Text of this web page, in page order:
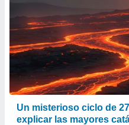
Un misterioso ciclo de
explicar las mayores